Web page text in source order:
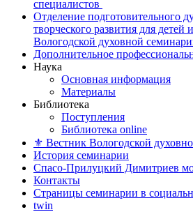
специалистов
Отделение подготовительного
творческого развития для
Вологодской духовной
Дополнительное
Наука
Основная информация
Материалы
Библиотека
Поступления
Библиотека online
⚜ Вестник Вологодской
История семинарии
Спасо-Прилуцкий Димитриев
Контакты
Страницы семинарии в
twin